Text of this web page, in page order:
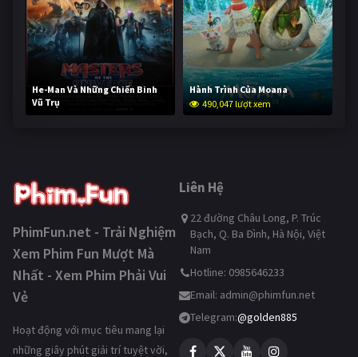
He-Man Và Những Chiến Binh
Vũ Trụ
238,624 lượt xem
Hành Trình Của Moana
490,047 lượt xem
PhimFun.net - Trải Nghiệm
Xem Phim Fun Mượt Mà
Nhất - Xem Phim Phải Vui
Vẻ
Hoạt động với mục tiêu mang lại
những giây phút giải trí tuyệt vời,
Liên Hệ
22 đường Châu Long, P. Trúc
Bạch, Q. Ba Đình, Hà Nội, Việt
Nam
Hotline: 0985646233
Email: admin@phimfun.net
Telegram:@golden885